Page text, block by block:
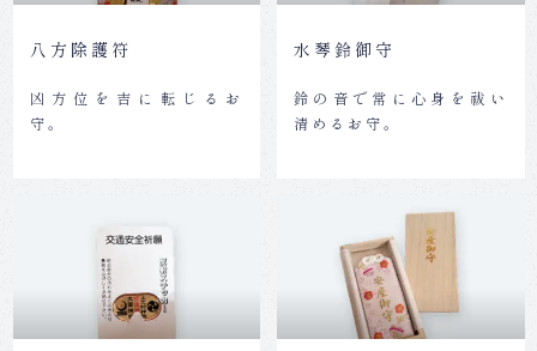
八方除護符
凶方位を吉に転じるお
守。
水琴鈴御守
鈴の音で常に心身を祓い
清めるお守。